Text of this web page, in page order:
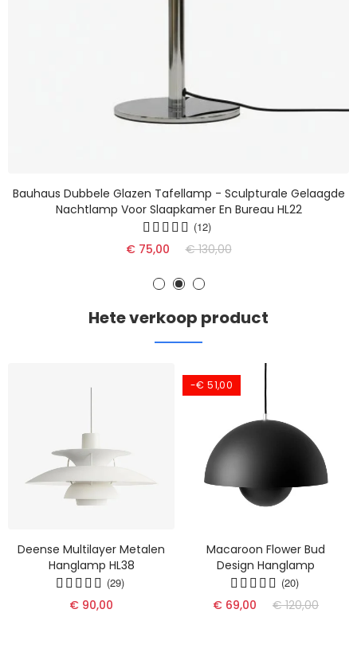
Bauhaus Dubbele Glazen Tafellamp - Sculpturale Gelaagde
Nachtlamp Voor Slaapkamer En Bureau HL22
(12)
€ 75,00 € 130,00
Hete verkoop product
Deense Multilayer Metalen
Hanglamp HL38
(29)
€ 90,00
-€ 51,00
Macaroon Flower Bud
Design Hanglamp
(20)
€ 69,00 € 120,00